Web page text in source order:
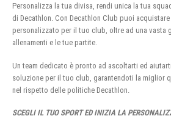
Personalizza la tua divisa, rendi unica la tua
di Decathlon. Con Decathlon Club puoi
personalizzato per il tuo club, oltre ad una vasta
allenamenti e le tue partite.
Un team dedicato è pronto ad ascoltarti ed
soluzione per il tuo club, garantendoti la miglior
nel rispetto delle politiche Decathlon.
SCEGLI IL TUO SPORT ED INIZIA LA